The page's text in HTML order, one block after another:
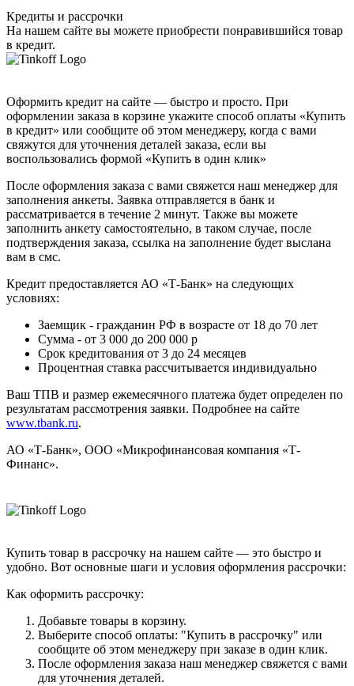
Кредиты и рассрочки
На нашем сайте вы можете приобрести понравившийся товар
в кредит.
Оформить кредит на сайте — быстро и просто. При
оформлении заказа в корзине укажите способ оплаты «Купить
в кредит» или сообщите об этом менеджеру, когда с вами
свяжутся для уточнения деталей заказа, если вы
воспользовались формой «Купить в один клик»
После оформления заказа с вами свяжется наш менеджер для
заполнения анкеты. Заявка отправляется в банк и
рассматривается в течение 2 минут. Также вы можете
заполнить анкету самостоятельно, в таком случае, после
подтверждения заказа, ссылка на заполнение будет выслана
вам в смс.
Кредит предоставляется АО «Т-Банк» на следующих
условиях:
Заемщик - гражданин РФ в возрасте от 18 до 70 лет
Сумма - от 3 000 до 200 000 р
Срок кредитования от 3 до 24 месяцев
Процентная ставка рассчитывается индивидуально
Ваш ТПВ и размер ежемесячного платежа будет определен по
результатам рассмотрения заявки. Подробнее на сайте
www.tbank.ru.
АО «Т-Банк», ООО «Микрофинансовая компания «Т-
Финанс».
Купить товар в рассрочку на нашем сайте — это быстро и
удобно. Вот основные шаги и условия оформления рассрочки:
Как оформить рассрочку:
Добавьте товары в корзину.
Выберите способ оплаты: "Купить в рассрочку" или
сообщите об этом менеджеру при заказе в один клик.
После оформления заказа наш менеджер свяжется с вами
для уточнения деталей.